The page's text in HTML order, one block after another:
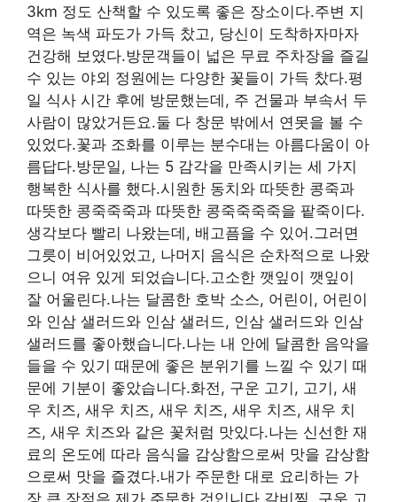
3km 정도 산책할 수 있도록 좋은 장소이다.주변 지
역은 녹색 파도가 가득 찼고, 당신이 도착하자마자
건강해 보였다.방문객들이 넓은 무료 주차장을 즐길
수 있는 야외 정원에는 다양한 꽃들이 가득 찼다.평
일 식사 시간 후에 방문했는데, 주 건물과 부속서 두
사람이 많았거든요.둘 다 창문 밖에서 연못을 볼 수
있었다.꽃과 조화를 이루는 분수대는 아름다움이 아
름답다.방문일, 나는 5 감각을 만족시키는 세 가지
행복한 식사를 했다.시원한 동치와 따뜻한 콩죽과
따뜻한 콩죽죽죽과 따뜻한 콩죽죽죽죽을 팥죽이다.
생각보다 빨리 나왔는데, 배고픔을 수 있어.그러면
그릇이 비어있었고, 나머지 음식은 순차적으로 나왔
으니 여유 있게 되었습니다.고소한 깻잎이 깻잎이
잘 어울린다.나는 달콤한 호박 소스, 어린이, 어린이
와 인삼 샐러드와 인삼 샐러드, 인삼 샐러드와 인삼
샐러드를 좋아했습니다.나는 내 안에 달콤한 음악을
들을 수 있기 때문에 좋은 분위기를 느낄 수 있기 때
문에 기분이 좋았습니다.화전, 구운 고기, 고기, 새
우 치즈, 새우 치즈, 새우 치즈, 새우 치즈, 새우 치
즈, 새우 치즈와 같은 꽃처럼 맛있다.나는 신선한 재
료의 온도에 따라 음식을 감상함으로써 맛을 감상함
으로써 맛을 즐겼다.내가 주문한 대로 요리하는 가